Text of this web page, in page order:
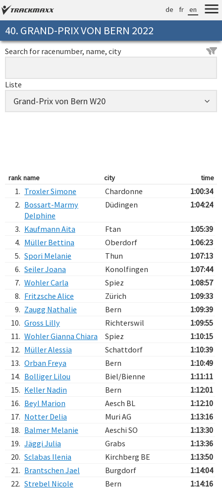
de fr en
40. GRAND-PRIX VON BERN 2022
Search for racenumber, name, city
Liste
rank name city time
1. Troxler Simone Chardonne
1:00:34
2. Bossart-Marmy
Delphine
Düdingen 1:04:24
3. Kaufmann Aita Ftan
1:05:39
4. Müller Bettina Oberdorf
1:06:23
5. Spori Melanie Thun
1:07:13
6. Seiler Joana Konolfingen
1:07:44
7. Wohler Carla Spiez
1:08:57
8. Fritzsche Alice Zürich
1:09:33
9. Zaugg Nathalie Bern
1:09:39
10. Gross Lilly Richterswil
1:09:55
11. Wohler Gianna Chiara Spiez
1:10:15
12. Müller Alessia Schattdorf
1:10:39
13. Orban Freya Bern
1:10:49
14. Bolliger Lilou Biel/Bienne
1:11:11
15. Keller Nadin Bern
1:12:01
16. Beyl Marion Aesch BL
1:12:10
17. Notter Delia Muri AG
1:13:16
18. Balmer Melanie Aeschi SO
1:13:30
19. Jäggi Julia Grabs
1:13:36
20. Sclabas Ilenia Kirchberg BE
1:13:50
21. Brantschen Jael Burgdorf
1:14:04
22. Strebel Nicole Bern
1:14:16